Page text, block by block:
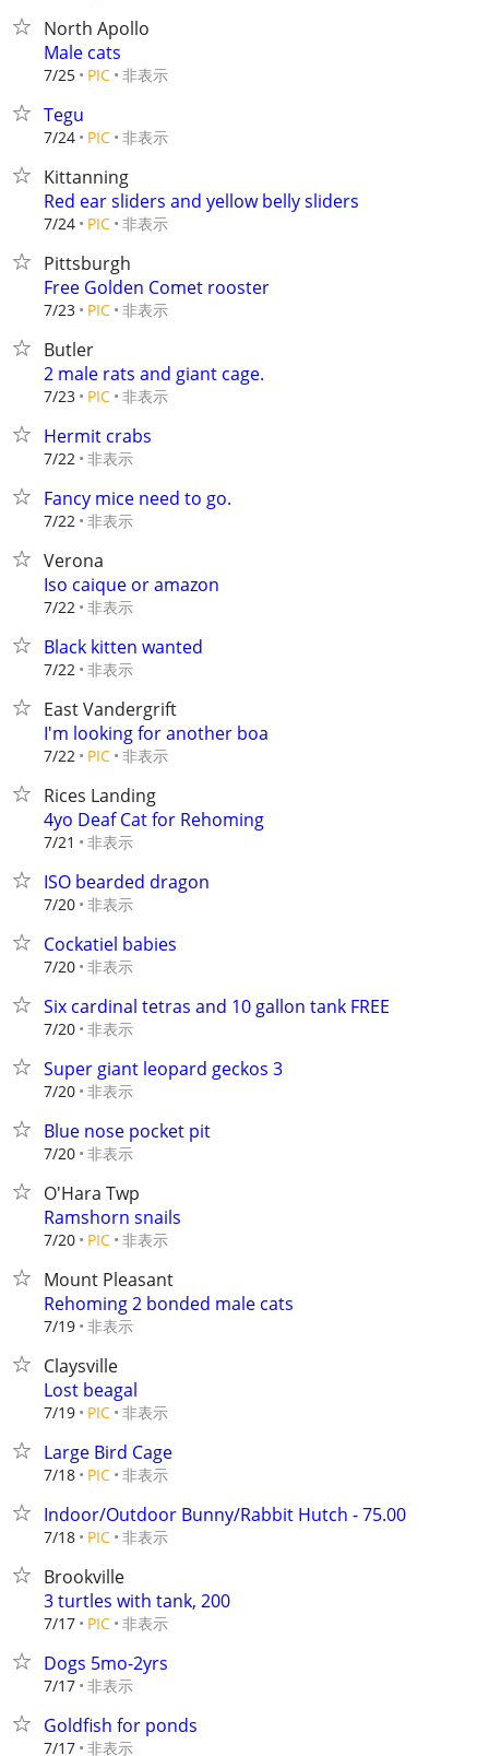
North Apollo
Male cats
7/25 PIC 非表示
Tegu
7/24 PIC 非表示
Kittanning
Red ear sliders and yellow belly sliders
7/24 PIC 非表示
Pittsburgh
Free Golden Comet rooster
7/23 PIC 非表示
Butler
2 male rats and giant cage.
7/23 PIC 非表示
Hermit crabs
7/22 非表示
Fancy mice need to go.
7/22 非表示
Verona
Iso caique or amazon
7/22 非表示
Black kitten wanted
7/22 非表示
East Vandergrift
I'm looking for another boa
7/22 PIC 非表示
Rices Landing
4yo Deaf Cat for Rehoming
7/21 非表示
ISO bearded dragon
7/20 非表示
Cockatiel babies
7/20 非表示
Six cardinal tetras and 10 gallon tank FREE
7/20 非表示
Super giant leopard geckos 3
7/20 非表示
Blue nose pocket pit
7/20 非表示
O'Hara Twp
Ramshorn snails
7/20 PIC 非表示
Mount Pleasant
Rehoming 2 bonded male cats
7/19 非表示
Claysville
Lost beagal
7/19 PIC 非表示
Large Bird Cage
7/18 PIC 非表示
Indoor/Outdoor Bunny/Rabbit Hutch - 75.00
7/18 PIC 非表示
Brookville
3 turtles with tank, 200
7/17 PIC 非表示
Dogs 5mo-2yrs
7/17 非表示
Goldfish for ponds
7/17 非表示